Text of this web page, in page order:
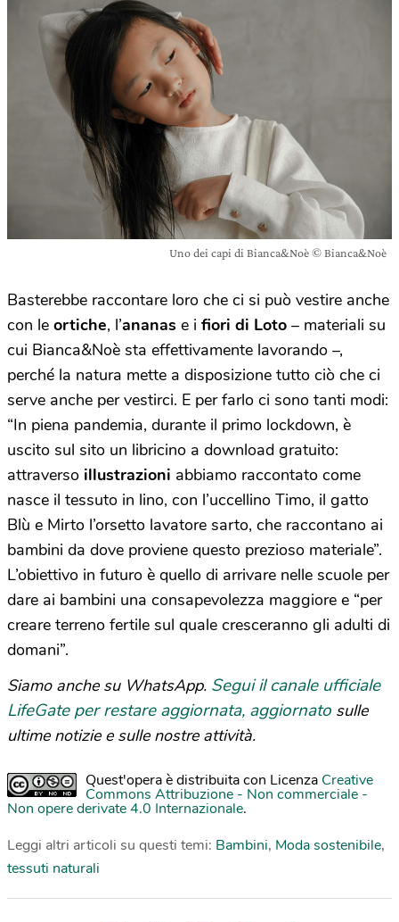
Uno dei capi di Bianca&Noè © Bianca&Noè
Basterebbe raccontare loro che ci si può vestire anche
con le ortiche, l’ananas e i fiori di Loto – materiali su
cui Bianca&Noè sta effettivamente lavorando –,
perché la natura mette a disposizione tutto ciò che ci
serve anche per vestirci. E per farlo ci sono tanti modi:
“In piena pandemia, durante il primo lockdown, è
uscito sul sito un libricino a download gratuito:
attraverso illustrazioni abbiamo raccontato come
nasce il tessuto in lino, con l’uccellino Timo, il gatto
Blù e Mirto l’orsetto lavatore sarto, che raccontano ai
bambini da dove proviene questo prezioso materiale”.
L’obiettivo in futuro è quello di arrivare nelle scuole per
dare ai bambini una consapevolezza maggiore e “per
creare terreno fertile sul quale cresceranno gli adulti di
domani”.
Siamo anche su WhatsApp. Segui il canale ufficiale
LifeGate per restare aggiornata, aggiornato sulle
ultime notizie e sulle nostre attività.
Quest'opera è distribuita con Licenza Creative
Commons Attribuzione - Non commerciale -
Non opere derivate 4.0 Internazionale.
Leggi altri articoli su questi temi: Bambini, Moda sostenibile,
tessuti naturali